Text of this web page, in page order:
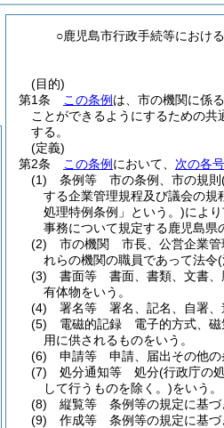
○鹿児島市行政手続等におけ
(目的)
第1条
この条例 は、市の機関に係
ことができるようにするための
する。
(定義)
第2条
この条例 において、 次の各号
(1)
条例等 市の条例、市の規則
する企業管理規程及び議会の規
処理特例条例」という。)によ
事務について規定する鹿児島県
(2)
市の機関 市長、公営企業管
れらの機関の職員であって法令(
(3)
書面等 書面、書類、文書、
有体物をいう。
(4)
署名等 署名、記名、自署、
(5)
電磁的記録 電子的方式、磁
用に供されるものをいう。
(6)
申請等 申請、届出その他の
(7)
処分通知等 処分(行政庁の
して行うものを除く。)をいう。
(8)
縦覧等 条例等の規定に基づ
(9)
作成等 条例等の規定に基づ